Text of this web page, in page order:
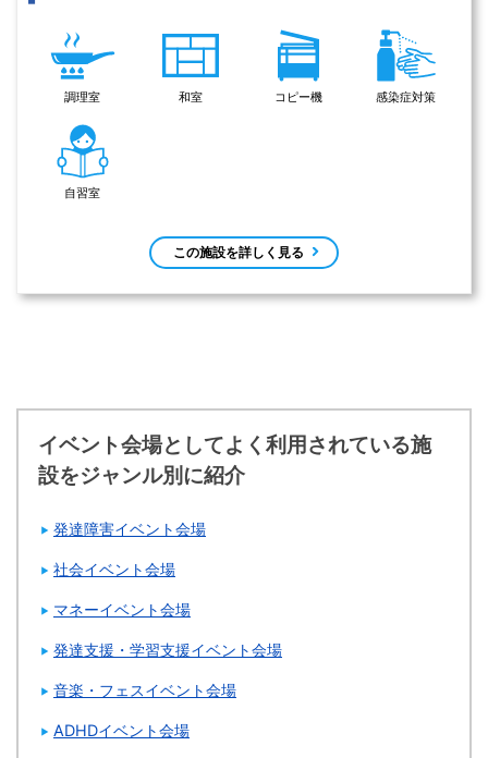
調理室 和室 コピー機 感染症対策
自習室
この施設を詳しく見る
イベント会場としてよく利用されている施
設をジャンル別に紹介
発達障害イベント会場
社会イベント会場
マネーイベント会場
発達支援・学習支援イベント会場
音楽・フェスイベント会場
ADHDイベント会場